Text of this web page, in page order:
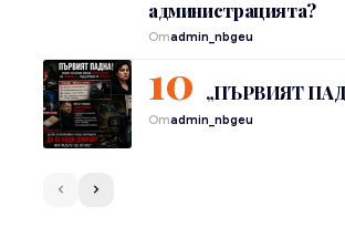
администрацията?
Отadmin_nbgeu
„ПЪРВИЯТ
Отadmin_nbgeu